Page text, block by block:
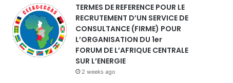
TERMES DE REFERENCE POUR LE
RECRUTEMENT D’UN SERVICE DE
CONSULTANCE (FIRME) POUR
L’ORGANISATION DU 1er
FORUM DE L’AFRIQUE CENTRALE
SUR L’ENERGIE
2 weeks ago